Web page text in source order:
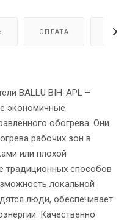
ОПЛАТА
BALLU BIH-APL –
экономичные
обогрева. Они
рабочих зон в
или плохой
традиционных способов
локальной
люди, обеспечивает
Качественно